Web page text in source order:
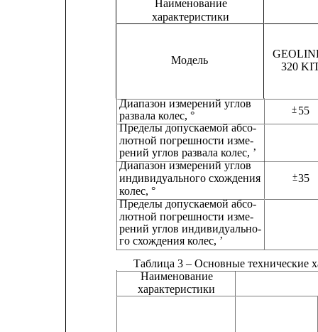
Модель
±55
Наименование
характеристики
320
Диапазон измерений углов
развала колес, °
Пределы допускаемой абсо-
лютной погрешности изме-
рений углов развала колес, ’
Диапазон измерений углов
индивидуального схождения
±35
колес, °
Пределы допускаемой абсо-
лютной погрешности изме-
рений углов индивидуально-
го схождения колес, ’
Таблица 3 – Основные технические
Наименование
характеристики